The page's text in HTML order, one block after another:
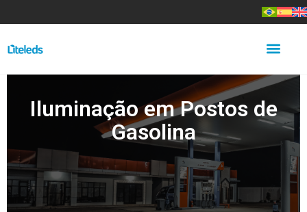
Iluminação em Postos de
Gasolina